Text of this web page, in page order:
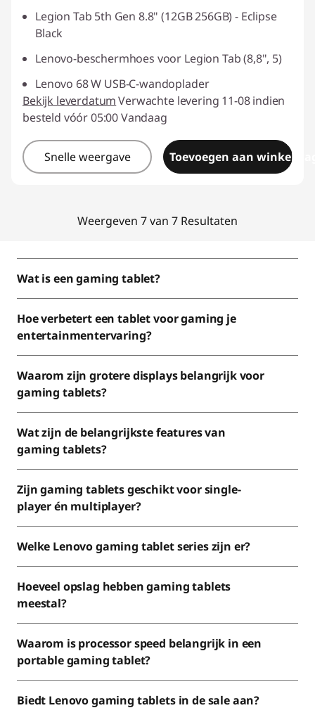
Legion Tab 5th Gen 8.8" (12GB 256GB) - Eclipse
Black
Lenovo-beschermhoes voor Legion Tab (8,8", 5)
Lenovo 68 W USB-C-wandoplader
Bekijk leverdatumVerwachte levering 11-08 indien
besteld vóór 05:00 Vandaag
Snelle weergave Toevoegen aan
Weergeven 7 van 7 Resultaten
Wat is een gaming tablet?
Hoe verbetert een tablet voor gaming je
entertainmentervaring?
Waarom zijn grotere displays belangrijk voor
gaming tablets?
Wat zijn de belangrijkste features van
gaming tablets?
Zijn gaming tablets geschikt voor single-
player én multiplayer?
Welke Lenovo gaming tablet series zijn er?
Hoeveel opslag hebben gaming tablets
meestal?
Waarom is processor speed belangrijk in een
portable gaming tablet?
Biedt Lenovo gaming tablets in de sale aan?